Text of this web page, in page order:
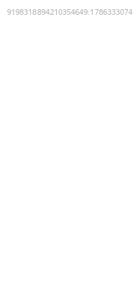
9198318894210354649:1786333074